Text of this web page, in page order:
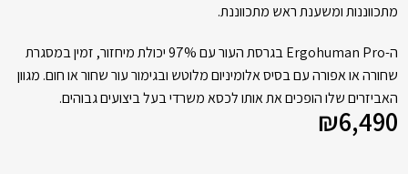
מתכווננות ומשענת ראש מתכווננת.
ה-Ergohuman Pro בגרסת העור עם 97% יכולת מיחזור, זמין במסגרת
שחורה או אפורה עם בסיס אלומיניום מלוטש ובגימור עור שחור או חום. מגוון
האביזרים שלו הופכים את אותו לכסא משרדי בעל ביצועים גבוהים.
₪6,490